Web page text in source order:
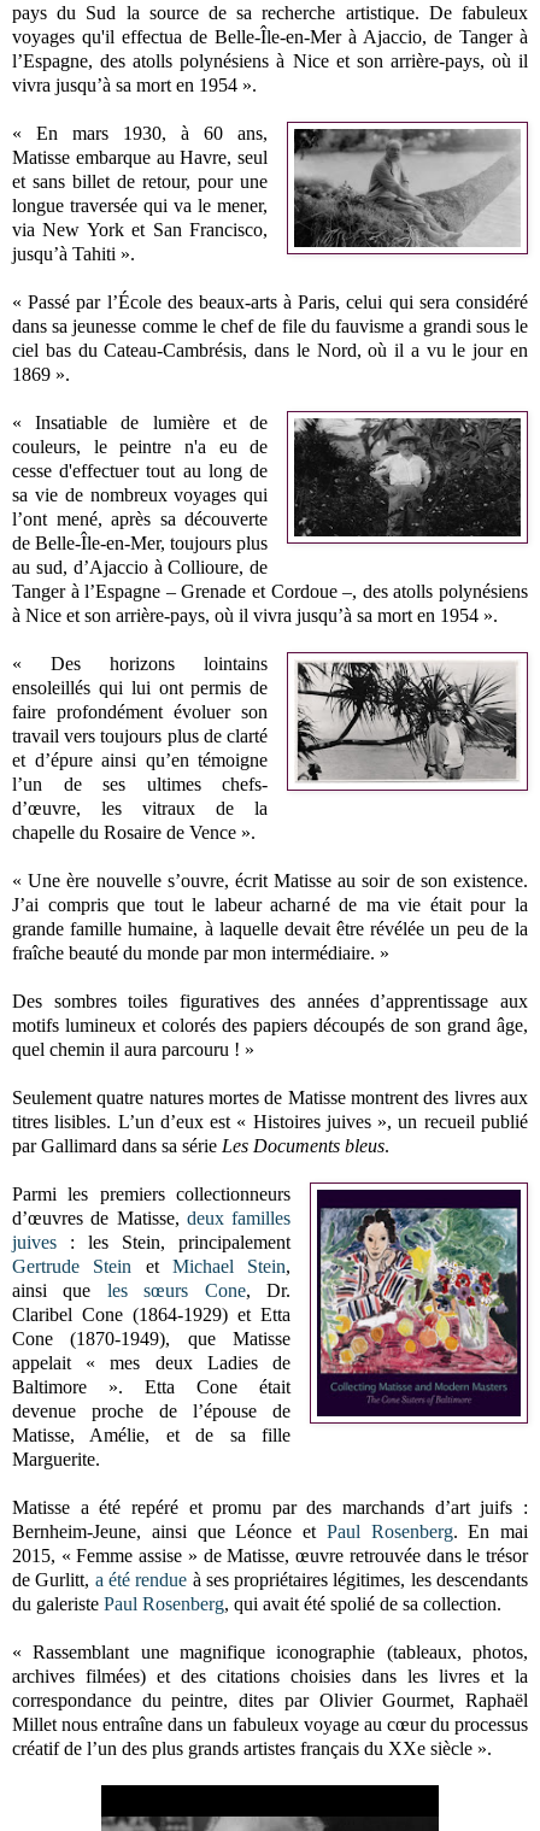
pays du Sud la source de sa recherche artistique. De fabuleux
voyages qu'il effectua de Belle-Île-en-Mer à Ajaccio, de Tanger à
l’Espagne, des atolls polynésiens à Nice et son arrière-pays, où il
vivra jusqu’à sa mort en 1954 ».
« En mars 1930, à 60 ans,
Matisse embarque au Havre, seul
et sans billet de retour, pour une
longue traversée qui va le mener,
via New York et San Francisco,
jusqu’à Tahiti ».
« Passé par l’École des beaux-arts à Paris, celui qui sera considéré
dans sa jeunesse comme le chef de file du fauvisme a grandi sous le
ciel bas du Cateau-Cambrésis, dans le Nord, où il a vu le jour en
1869 ».
« Insatiable de lumière et de
couleurs, le peintre n'a eu de
cesse d'effectuer tout au long de
sa vie de nombreux voyages qui
l’ont mené, après sa découverte
de Belle-Île-en-Mer, toujours plus
au sud, d’Ajaccio à Collioure, de
Tanger à l’Espagne – Grenade et Cordoue –, des atolls polynésiens
à Nice et son arrière-pays, où il vivra jusqu’à sa mort en 1954 ».
« Des horizons lointains
ensoleillés qui lui ont permis de
faire profondément évoluer son
travail vers toujours plus de clarté
et d’épure ainsi qu’en témoigne
l’un de ses ultimes chefs-
d’œuvre, les vitraux de la
chapelle du Rosaire de Vence ».
« Une ère nouvelle s’ouvre, écrit Matisse au soir de son existence.
J’ai compris que tout le labeur acharné de ma vie était pour la
grande famille humaine, à laquelle devait être révélée un peu de la
fraîche beauté du monde par mon intermédiaire. »
Des sombres toiles figuratives des années d’apprentissage aux
motifs lumineux et colorés des papiers découpés de son grand âge,
quel chemin il aura parcouru ! »
Seulement quatre natures mortes de Matisse montrent des livres aux
titres lisibles. L’un d’eux est « Histoires juives », un recueil publié
par Gallimard dans sa série Les Documents bleus.
Parmi les premiers collectionneurs
d’œuvres de Matisse, deux familles
juives : les Stein, principalement
Gertrude Stein et Michael Stein,
ainsi que les sœurs Cone, Dr.
Claribel Cone (1864-1929) et Etta
Cone (1870-1949), que Matisse
appelait « mes deux Ladies de
Baltimore ». Etta Cone était
devenue proche de l’épouse de
Matisse, Amélie, et de sa fille
Marguerite.
Matisse a été repéré et promu par des marchands d’art juifs :
Bernheim-Jeune, ainsi que Léonce et Paul Rosenberg. En mai
2015, « Femme assise » de Matisse, œuvre retrouvée dans le trésor
de Gurlitt, a été rendue à ses propriétaires légitimes, les descendants
du galeriste Paul Rosenberg, qui avait été spolié de sa collection.
« Rassemblant une magnifique iconographie (tableaux, photos,
archives filmées) et des citations choisies dans les livres et la
correspondance du peintre, dites par Olivier Gourmet, Raphaël
Millet nous entraîne dans un fabuleux voyage au cœur du processus
créatif de l’un des plus grands artistes français du XXe siècle ».